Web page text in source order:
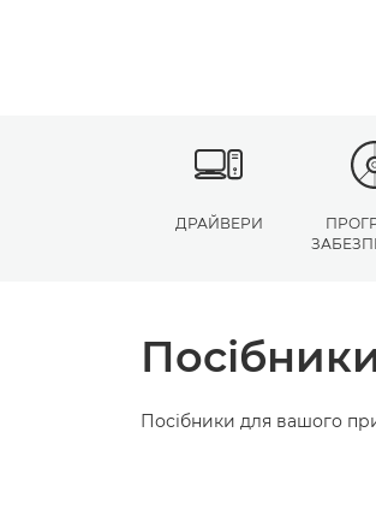
ДРАЙВЕРИ
Посібники для вашого